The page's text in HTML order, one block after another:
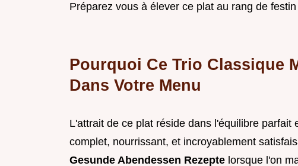
Préparez vous à élever ce plat au rang de
Pourquoi Ce Trio Classique
Dans Votre Menu
L'attrait de ce plat réside dans l'équilibre
complet, nourrissant, et incroyablement
Gesunde Abendessen Rezepte lorsque l'on